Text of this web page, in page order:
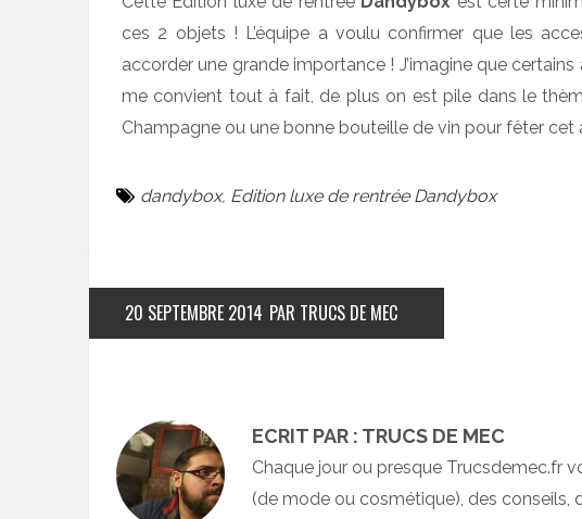
ces 2 objets ! L’équipe a voulu confirmer que les
accorder une grande importance ! J’imagine que
me convient tout à fait, de plus on est pile dans le
Champagne ou une bonne bouteille de vin pour fêter cet
dandybox, Edition luxe de rentrée Dandybox
20 SEPTEMBRE 2014 PAR TRUCS DE MEC
ECRIT PAR : TRUCS DE MEC
Chaque jour ou presque Trucsdemec.fr
(de mode ou cosmétique), des conseils,